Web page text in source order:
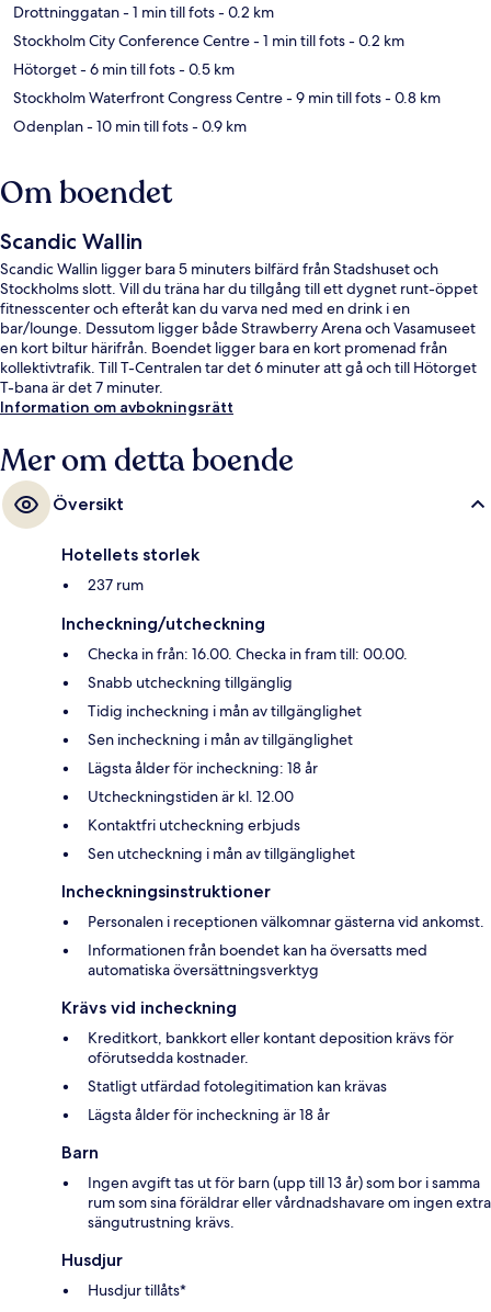
Drottninggatan- 1 min till fots- 0.2 km
Stockholm City Conference Centre- 1 min till fots- 0.2 km
Hötorget- 6 min till fots- 0.5 km
Stockholm Waterfront Congress Centre- 9 min till fots- 0.8 km
Odenplan- 10 min till fots- 0.9 km
Om boendet
Scandic Wallin
Scandic Wallin ligger bara 5 minuters bilfärd från Stadshuset och
Stockholms slott. Vill du träna har du tillgång till ett dygnet runt-öppet
fitnesscenter och efteråt kan du varva ned med en drink i en
bar/lounge. Dessutom ligger både Strawberry Arena och Vasamuseet
en kort biltur härifrån. Boendet ligger bara en kort promenad från
kollektivtrafik. Till T-Centralen tar det 6 minuter att gå och till Hötorget
T-bana är det 7 minuter.
Information om avbokningsrätt
Mer om detta boende
Översikt
Hotellets storlek
237 rum
Incheckning/utcheckning
Checka in från: 16.00. Checka in fram till: 00.00.
Snabb utcheckning tillgänglig
Tidig incheckning i mån av tillgänglighet
Sen incheckning i mån av tillgänglighet
Lägsta ålder för incheckning: 18 år
Utcheckningstiden är kl. 12.00
Kontaktfri utcheckning erbjuds
Sen utcheckning i mån av tillgänglighet
Incheckningsinstruktioner
Personalen i receptionen välkomnar gästerna vid ankomst.
Informationen från boendet kan ha översatts med
automatiska översättningsverktyg
Krävs vid incheckning
Kreditkort, bankkort eller kontant deposition krävs för
oförutsedda kostnader.
Statligt utfärdad fotolegitimation kan krävas
Lägsta ålder för incheckning är 18 år
Barn
Ingen avgift tas ut för barn (upp till 13 år) som bor i samma
rum som sina föräldrar eller vårdnadshavare om ingen extra
sängutrustning krävs.
Husdjur
Husdjur tillåts*